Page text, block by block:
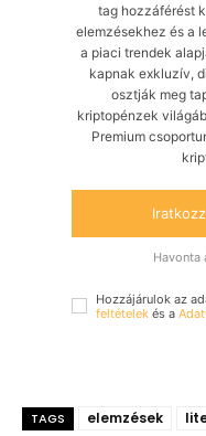
tag hozzáférést
elemzésekhez és a
a piaci trendek
kapnak exkluzív,
osztják meg
kriptopénzek
Premium
Havonta
Hozzájárulok az
feltételek és a
TAGS elemzések